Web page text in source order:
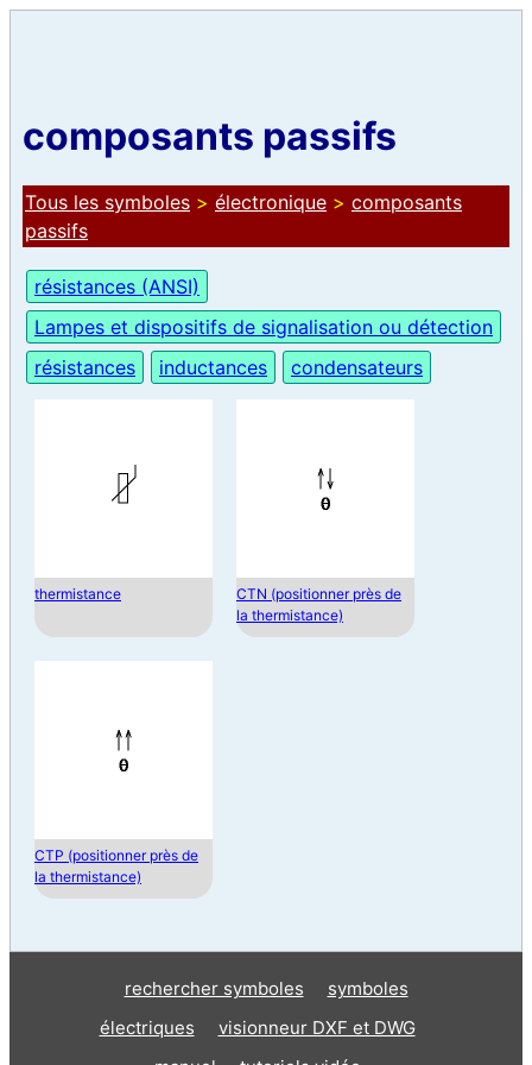
composants passifs
Tous les symboles > électronique > composants
passifs
résistances (ANSI)
Lampes et dispositifs de signalisation ou détection
résistances
inductances condensateurs
thermistance
CTN (positionner près de
la thermistance)
CTP (positionner près de
la thermistance)
rechercher symboles
symboles
électriques
visionneur DXF et DWG